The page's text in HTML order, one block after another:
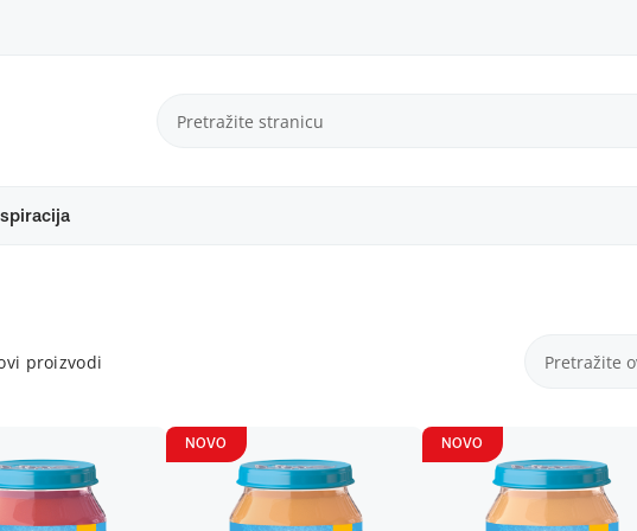
proizvodi
NOVO NOVO